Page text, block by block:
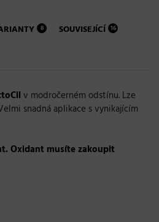
8 SOUVISEJÍCÍ 16
v modročerném odstínu. Lze
snadná aplikace s vynikajícím
Oxidant musíte zakoupit